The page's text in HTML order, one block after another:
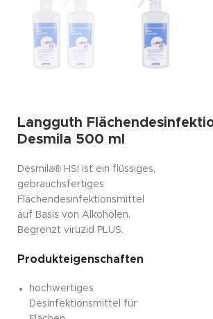
Langguth
Desmila 500 ml
Desmila® HSI ist ein flüssiges,
gebrauchsfertiges
Flächendesinfektionsmittel
auf Basis von Alkoholen.
Begrenzt viruzid PLUS.
Produkteigenschaften
hochwertiges
Desinfektionsmittel für